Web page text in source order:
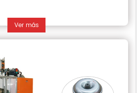
Ver más